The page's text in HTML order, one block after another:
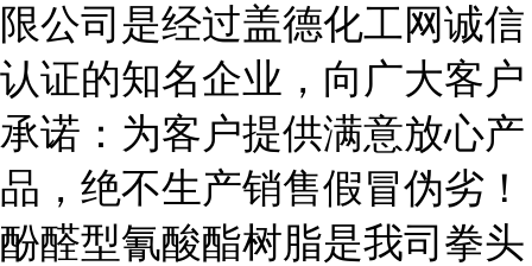
限公司是经过盖德化工网诚信
认证的知名企业，向广大客户
承诺：为客户提供满意放心产
品，绝不生产销售假冒伪劣！
酚醛型氰酸酯树脂是我司拳头